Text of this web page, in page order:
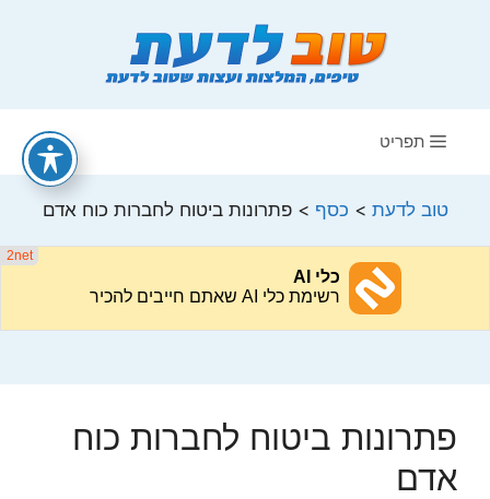
תפריט
טוב לדעת > כסף >פתרונות ביטוח לחברות כוח אדם
פתרונות ביטוח לחברות כוח
אדם